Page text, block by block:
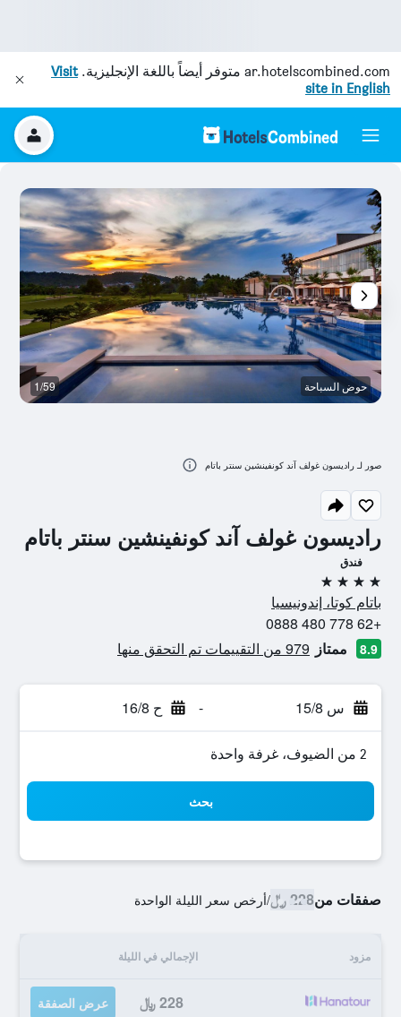
ar.hotelscombined.com متوفر أيضاً باللغة الإنجليزية.Visit
site in English
راديسون غولف آند كونفينشين سنتر باتام
فندق
4 نجوم
باتام كوتا، إندونيسيا
+62 778 480 0888
8.9 ممتاز 979 من التقييمات تم التحقق منها
س 15/8 - ح 16/8
2 من الضيوف، غرفة واحدة
بحث
صفقات من228 ﷼ /أرخص سعر الليلة الواحدة
مزود الإجمالي في الليلة
228 ﷼ عرض الصفقة
حوض السباحة 1/59
صور لـ راديسون غولف آند كونفينشين سنتر باتام